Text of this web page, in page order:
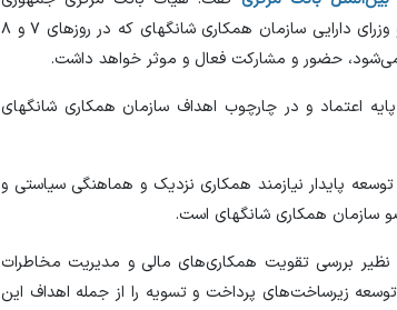
اسلامی ایران در نشست روسای بانک‌های مرکزی و وزرای دارایی سازمان همکاری شانگهای که در روز‌های ۷ و ۸
می‌شود، حضور و مشارکت فعال و موثر خواهد داشت.
اعتماد و در چارچوب اهداف سازمان همکاری شانگهای
پایدار نیازمند همکاری نزدیک و هماهنگی سیاستی و
سازمان همکاری شانگهای است.
نظیر بررسی تقویت همکاری‌های مالی و مدیریت مخاطرات
زیرساخت‌های پرداخت و تسویه را از جمله اهداف این